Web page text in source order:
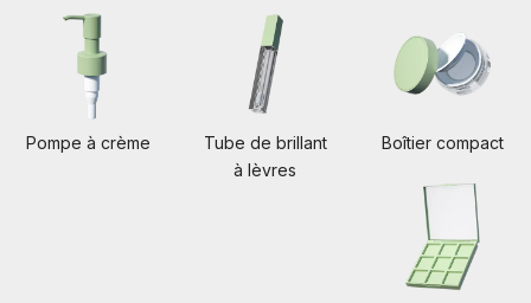
Pompe à crème
Tube de brillant
à lèvres
Boîtier compact